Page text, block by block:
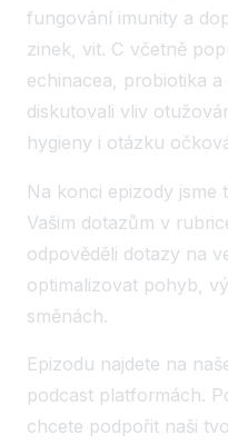
fungování imunity a
zinek, vit. C včetně
echinacea, probiotika
diskutovali vliv
hygieny i otázku
Na konci epizody jsme
Vašim dotazům v
odpověděli dotazy na
optimalizovat pohyb,
směnách.
Epizodu najdete na
podcast platformách.
chcete podpořit naši